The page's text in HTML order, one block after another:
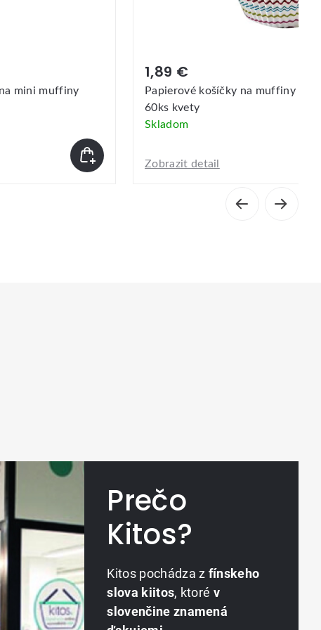
mini muffiny
1,89 €
Papierové košíčky na muffiny
60ks kvety
Skladom
Zobrazit detail
Prečo
Kitos?
Kitos pochádza z fínskeho
slova kiitos, ktoré v
slovenčine znamená